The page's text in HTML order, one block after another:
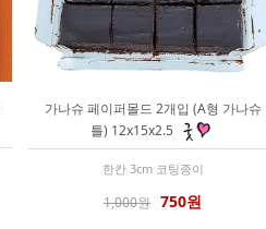
가나슈 페이퍼몰드 2개입 (A형 가나슈
틀) 12x15x2.5
한칸 3cm 코팅종이
1,000원 750원